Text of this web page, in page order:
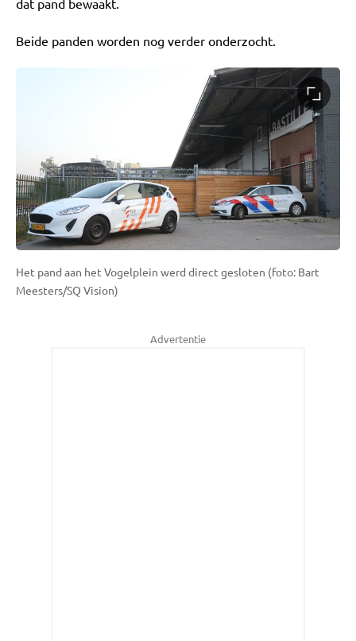
dat pand bewaakt.
Beide panden worden nog verder onderzocht.
Het pand aan het Vogelplein werd direct gesloten (foto: Bart
Meesters/SQ Vision)
Advertentie